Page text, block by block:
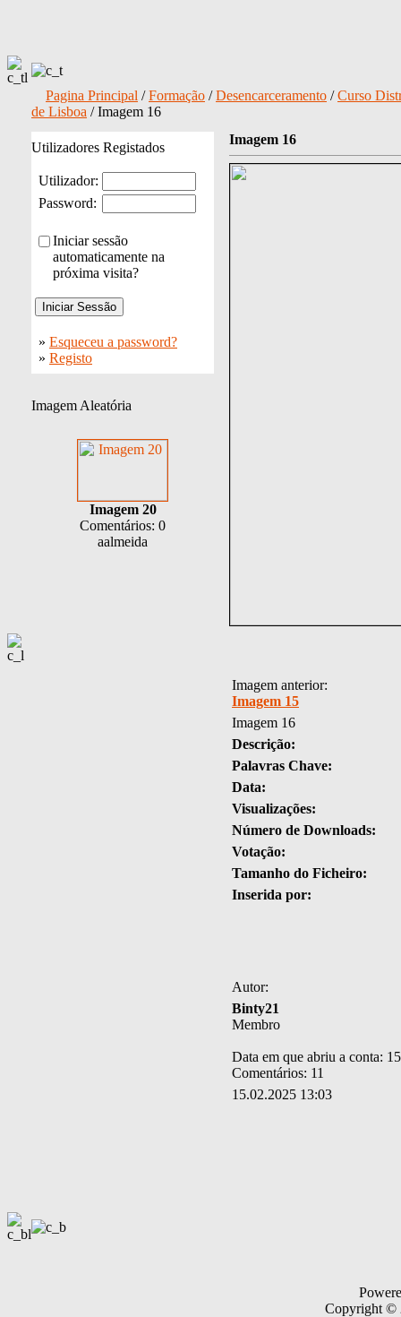
Pagina Principal /Formação /Desencarceramento /Curso
de Lisboa / Imagem 16
Utilizadores Registados
Utilizador:
Password:
Iniciar sessão
automaticamente na
próxima visita?
» Esqueceu a password?
» Registo
Imagem Aleatória
Imagem 20
Comentários: 0
aalmeida
Imagem 16
Imagem anterior:
Imagem 15
Imagem 16
Descrição:
Palavras Chave:
Data:
Visualizações:
Número de Downloads:
Votação:
Tamanho do Ficheiro:
Inserida por:
Autor:
Binty21
Membro
Data em que abriu a conta:
Comentários: 11
15.02.2025 13:03
Copyright ©